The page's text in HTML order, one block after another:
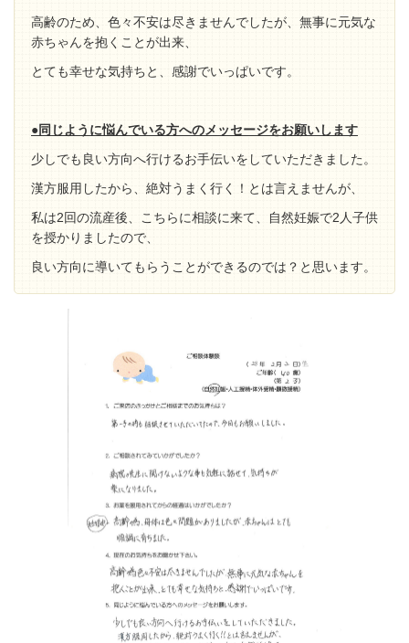
高齢のため、色々不安は尽きませんでしたが、無事に元気な
赤ちゃんを抱くことが出来、
とても幸せな気持ちと、感謝でいっぱいです。
●同じように悩んでいる方へのメッセージをお願いします
少しでも良い方向へ行けるお手伝いをしていただきました。
漢方服用したから、絶対うまく行く！とは言えませんが、
私は2回の流産後、こちらに相談に来て、自然妊娠で2人子供
を授かりましたので、
良い方向に導いてもらうことができるのでは？と思います。